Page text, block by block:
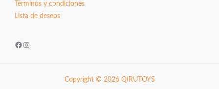
Términos y condiciones
Lista de deseos
Facebook
Instagram
Copyright © 2026 QIRUTOYS